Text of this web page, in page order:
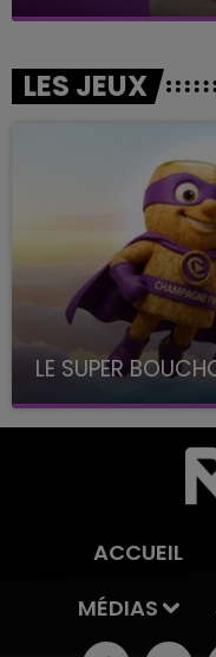
LES JEUX
LE SUPER
avec La Famille
ACCUEIL
MÉDIAS